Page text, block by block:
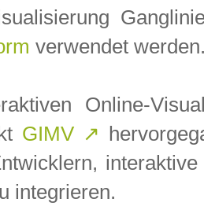
verwendet
Online-
GIMV ↗
integrieren.